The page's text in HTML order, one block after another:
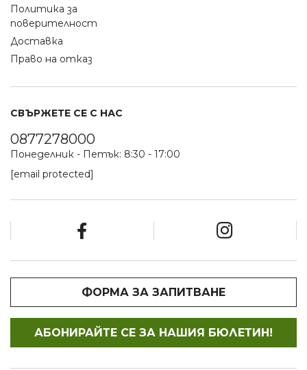
Политика за
поверителност
Доставка
Право на отказ
СВЪРЖЕТЕ СЕ С НАС
0877278000
Понеделник - Петък: 8:30 - 17:00
[email protected]
ФОРМА ЗА ЗАПИТВАНЕ
АБОНИРАЙТЕ СЕ ЗА НАШИЯ БЮЛЕТИН!